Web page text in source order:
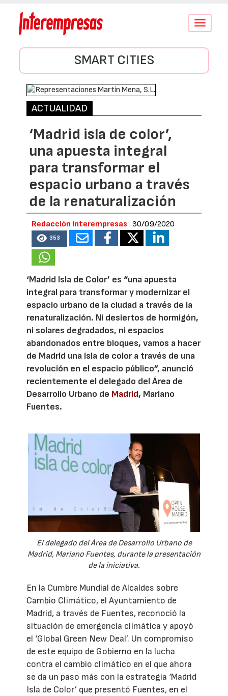
Conmutar
SMART CITIES
ACTUALIDAD
‘Madrid isla de color’,
una apuesta integral
para transformar el
espacio urbano a través
de la renaturalización
Redacción Interempresas 30/09/2020
353
‘Madrid Isla de Color’ es “una apuesta
integral para transformar y modernizar el
espacio urbano de la ciudad a través de la
renaturalización. Ni desiertos de hormigón,
ni solares degradados, ni espacios
abandonados entre bloques, vamos a hacer
de Madrid una isla de color a través de una
revolución en el espacio público”, anunció
recientemente el delegado del Área de
Desarrollo Urbano de Madrid, Mariano
Fuentes.
El delegado del Área de Desarrollo Urbano de
Madrid, Mariano Fuentes, durante la presentación
de la iniciativa.
En la Cumbre Mundial de Alcaldes sobre
Cambio Climático, el Ayuntamiento de
Madrid, a través de Fuentes, reconoció la
situación de emergencia climática y apoyó
el ‘Global Green New Deal’. Un compromiso
de este equipo de Gobierno en la lucha
contra el cambio climático en el que ahora
se da un paso más con la estrategia ‘Madrid
Isla de Color’ que presentó Fuentes, en el